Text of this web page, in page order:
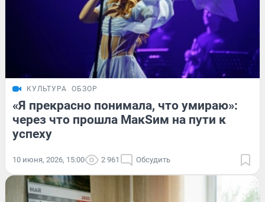
КУЛЬТУРА ОБЗОР
«Я прекрасно понимала, что умираю»:
через что прошла МакSим на пути к
успеху
10 июня, 2026, 15:00 2 961 Обсудить